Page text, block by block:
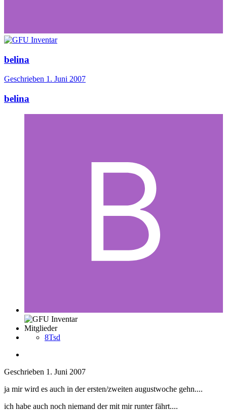
belina
Geschrieben 1. Juni 2007
belina
Mitglieder
8Tsd
Geschrieben 1. Juni 2007
ja mir wird es auch in der ersten/zweiten augustwoche gehn....
ich habe auch noch niemand der mit mir runter fährt....